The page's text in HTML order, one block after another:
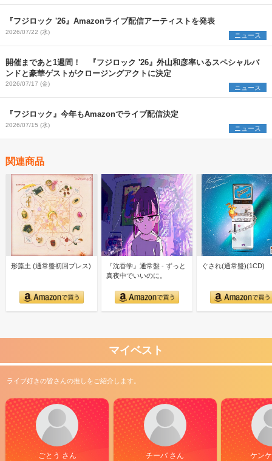
『フジロック '26』Amazonライブ配信アーティストを発表
2026/07/22 (水) ニュース
開催まであと1週間！ 『フジロック '26』外山和彦率いるスペシャルバ
ンドと豪華ゲストがクロージングアクトに決定
2026/07/17 (金) ニュース
『フジロック』今年もAmazonでライブ配信決定
2026/07/15 (水) ニュース
関連商品
形藻土 (通常盤初回プレス)
『沈香学』通常盤 - ずっと
真夜中でいいのに。
ぐされ(通常盤)(1CD)
マイベスト
ライブ好きの皆さんの推しをご紹介します。
ごとう さん チーバ さん ケン